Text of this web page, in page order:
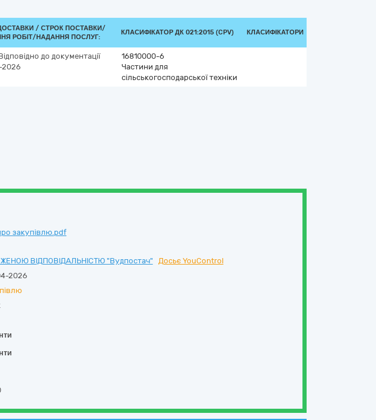
/ СТРОК ПОСТАВКИ/
РОБІТ/НАДАННЯ ПОСЛУГ:
КЛАСИФІКАТОР ДК 021:2015 (CPV) КЛАСИФІКАТОРИ
до документації
2026
16810000-6
Частини для
сільськогосподарської техніки
закупівлю.pdf
ВІДПОВІДАЛЬНІСТЮ "Вудпостач"
Досьє YouControl
2026